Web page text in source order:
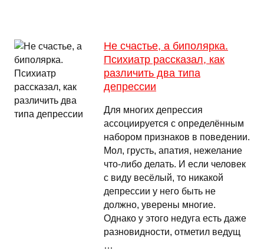
Не счастье, а биполярка.
Психиатр рассказал, как
различить два типа
депрессии
Для многих депрессия
ассоциируется с определённым
набором признаков в поведении.
Мол, грусть, апатия, нежелание
что-либо делать. И если человек
с виду весёлый, то никакой
депрессии у него быть не
должно, уверены многие.
Однако у этого недуга есть даже
разновидности, отметил ведущ
…